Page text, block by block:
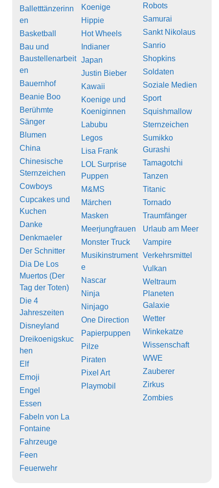
Balletttänzerinn
en
Basketball
Bau und
Baustellenarbeit
en
Bauernhof
Beanie Boo
Berühmte
Sänger
Blumen
China
Chinesische
Sternzeichen
Cowboys
Cupcakes und
Kuchen
Danke
Denkmaeler
Der Schnitter
Dia De Los
Muertos (Der
Tag der Toten)
Die 4
Jahreszeiten
Disneyland
Dreikoenigskuc
hen
Elf
Emoji
Engel
Essen
Fabeln von La
Fontaine
Fahrzeuge
Feen
Feuerwehr
Koenige
Hippie
Hot Wheels
Indianer
Japan
Justin Bieber
Kawaii
Koenige und
Koeniginnen
Labubu
Legos
Lisa Frank
LOL Surprise
Puppen
M&MS
Märchen
Masken
Meerjungfrauen
Monster Truck
Musikinstrument
e
Nascar
Ninja
Ninjago
One Direction
Papierpuppen
Pilze
Piraten
Pixel Art
Playmobil
Robots
Samurai
Sankt Nikolaus
Sanrio
Shopkins
Soldaten
Soziale Medien
Sport
Squishmallow
Sternzeichen
Sumikko
Gurashi
Tamagotchi
Tanzen
Titanic
Tornado
Traumfänger
Urlaub am Meer
Vampire
Verkehrsmittel
Vulkan
Weltraum
Planeten
Galaxie
Wetter
Winkekatze
Wissenschaft
WWE
Zauberer
Zirkus
Zombies